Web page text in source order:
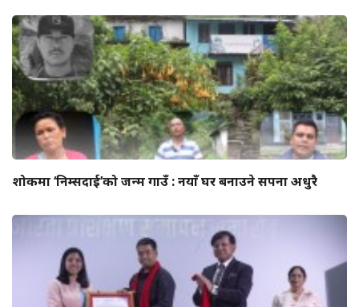
शोकमा ‘निम्सदाई’को जन्म गाउँ : नयाँ घर बनाउने सपना अधुरै